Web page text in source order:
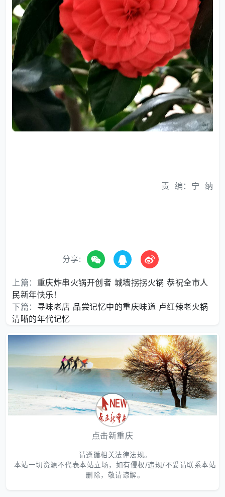
责 编：宁 纳
分享:
上篇： 重庆炸串火锅开创者 城墙拐拐火锅 恭祝全市人
民新年快乐！
下篇： 寻味老店 品尝记忆中的重庆味道 卢红辣老火锅
清晰的年代记忆
点击新重庆
请遵循相关法律法规。
本站一切资源不代表本站立场，如有侵权/违规/不妥请联系本站
删除，敬请谅解。